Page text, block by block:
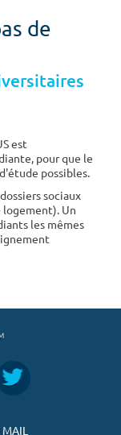
de
est
pour que le
possibles.
sociaux
logement). Un
les mêmes